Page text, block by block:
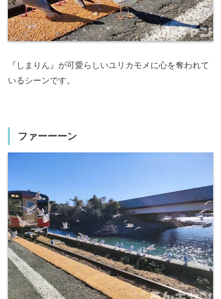
『しまりん』が可愛らしいユリカモメに心を奪われて
いるシーンです。
ファーーーン